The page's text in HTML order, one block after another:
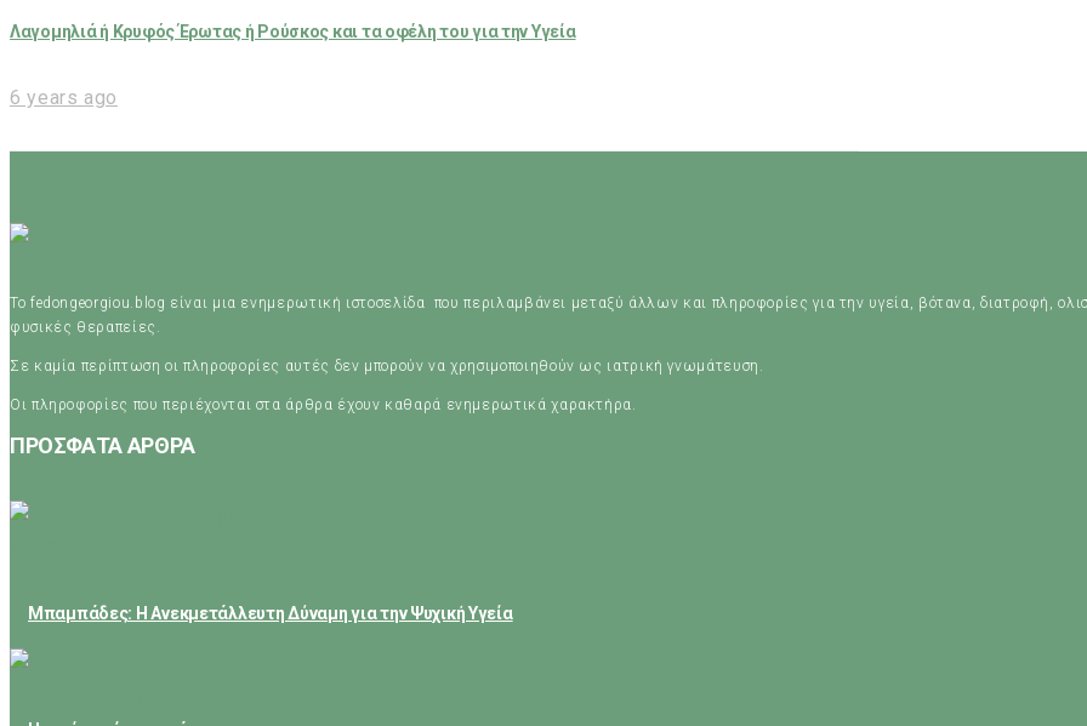
Λαγομηλιά ή Κρυφός Έρωτας ή Ρούσκος και τα οφέλη του για την Υγεία
6 years ago
Το fedongeorgiou.blog είναι μια ενημερωτική ιστοσελίδα που περιλαμβάνει μεταξύ άλλων και πληροφορίες για την υγεία, βότανα, διατροφή,
φυσικές θεραπείες.
Σε καμία περίπτωση οι πληροφορίες αυτές δεν μπορούν να χρησιμοποιηθούν ως ιατρική γνωμάτευση.
Οι πληροφορίες που περιέχονται στα άρθρα έχουν καθαρά ενημερωτικά χαρακτήρα.
ΠΡΟΣΦΑΤΑ ΑΡΘΡΑ
Μπαμπάδες: Η Ανεκμετάλλευτη Δύναμη για την Ψυχική Υγεία